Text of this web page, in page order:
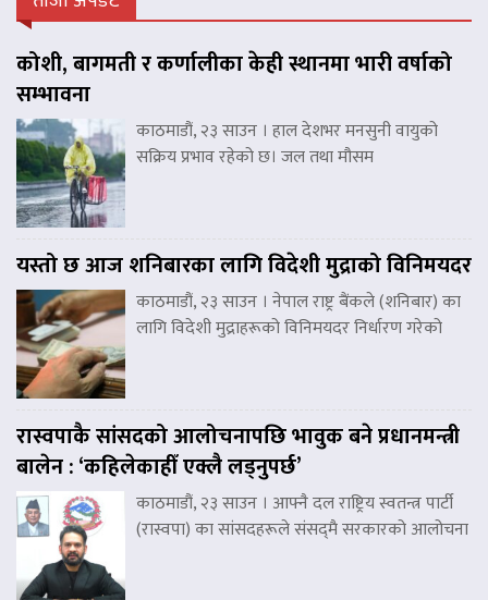
कोशी, बागमती र कर्णालीका केही स्थानमा भारी वर्षाको
सम्भावना
काठमाडौं, २३ साउन । हाल देशभर मनसुनी वायुको
सक्रिय प्रभाव रहेको छ। जल तथा मौसम
यस्तो छ आज शनिबारका लागि विदेशी मुद्राको विनिमयदर
काठमाडौं, २३ साउन । नेपाल राष्ट्र बैंकले (शनिबार) का
लागि विदेशी मुद्राहरूको विनिमयदर निर्धारण गरेको
रास्वपाकै सांसदको आलोचनापछि भावुक बने प्रधानमन्त्री
बालेन : ‘कहिलेकाहीँ एक्लै लड्नुपर्छ’
काठमाडौं, २३ साउन । आफ्नै दल राष्ट्रिय स्वतन्त्र पार्टी
(रास्वपा) का सांसदहरूले संसद्‌मै सरकारको आलोचना